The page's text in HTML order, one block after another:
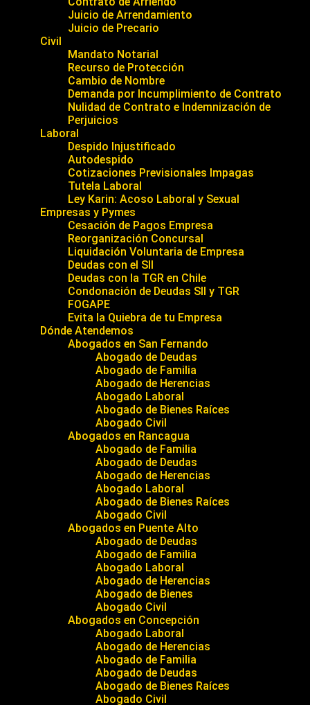
Juicio de Arrendamiento
Juicio de Precario
Civil
Mandato Notarial
Recurso de Protección
Cambio de Nombre
Demanda por Incumplimiento de Contrato
Nulidad de Contrato e Indemnización de
Perjuicios
Laboral
Despido Injustificado
Autodespido
Cotizaciones Previsionales Impagas
Tutela Laboral
Ley Karin: Acoso Laboral y Sexual
Empresas y Pymes
Cesación de Pagos Empresa
Reorganización Concursal
Liquidación Voluntaria de Empresa
Deudas con el SII
Deudas con la TGR en Chile
Condonación de Deudas SII y TGR
FOGAPE
Evita la Quiebra de tu Empresa
Dónde Atendemos
Abogados en San Fernando
Abogado de Deudas
Abogado de Familia
Abogado de Herencias
Abogado Laboral
Abogado de Bienes Raíces
Abogado Civil
Abogados en Rancagua
Abogado de Familia
Abogado de Deudas
Abogado de Herencias
Abogado Laboral
Abogado de Bienes Raíces
Abogado Civil
Abogados en Puente Alto
Abogado de Deudas
Abogado de Familia
Abogado Laboral
Abogado de Herencias
Abogado de Bienes
Abogado Civil
Abogados en Concepción
Abogado Laboral
Abogado de Herencias
Abogado de Familia
Abogado de Deudas
Abogado de Bienes Raíces
Abogado Civil